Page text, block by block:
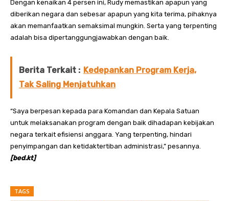
Dengan kenaikan 4 persen ini, Rudy memastikan apapun yang
diberikan negara dan sebesar apapun yang kita terima, pihaknya
akan memanfaatkan semaksimal mungkin. Serta yang terpenting
adalah bisa dipertanggungjawabkan dengan baik.
Berita Terkait : Kedepankan Program Kerja,
Tak Saling Menjatuhkan
“Saya berpesan kepada para Komandan dan Kepala Satuan
untuk melaksanakan program dengan baik dihadapan kebijakan
negara terkait efisiensi anggara. Yang terpenting, hindari
penyimpangan dan ketidaktertiban administrasi,” pesannya.
[bed.kt]
TAGS